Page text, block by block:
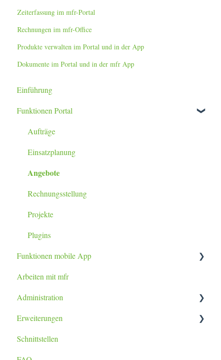
Zeiterfassung im mfr-Portal
Rechnungen im mfr-Office
Produkte verwalten im Portal und in der App
Dokumente im Portal und in der mfr App
Einführung
Funktionen Portal
Aufträge
Einsatzplanung
Angebote
Rechnungsstellung
Projekte
Plugins
Funktionen mobile App
Tablet / Smartphone App
Arbeiten mit mfr
Administration
Datenimport
Berichtsanpassung
Erweiterungen
lexoffice Plugin
Schnittstellen